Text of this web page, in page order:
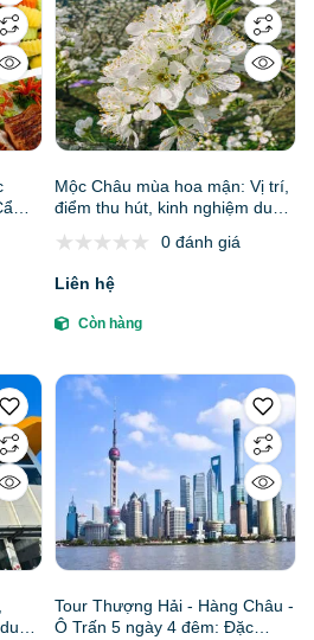
Mộc Châu mùa hoa mận: Vị trí,
điểm thu hút, kinh nghiệm du
0 đánh giá
Liên hệ
Còn hàng
Tour Thượng Hải - Hàng Châu -
Ô Trấn 5 ngày 4 đêm: Đặc